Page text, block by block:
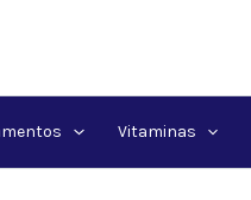
Vitaminas